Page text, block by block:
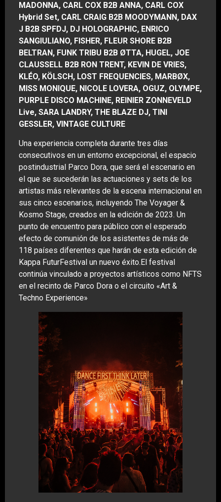
MADONNA, CARL COX B2B ANNA, CARL COX
Hybrid Set, CARL CRAIG B2B MOODYMANN, DAX
J B2B SPFDJ, DJ HOLOGRAPHIC, ENRICO
SANGIULIANO, FISHER, FLEUR SHORE B2B
BELTRAN, FUNK TRIBU B2B ØTTA, HUGEL, JOE
CLAUSSELL B2B RON TRENT, KEVIN DE VRIES,
KLÉO, KÖLSCH, LOST FREQUENCIES, MARBØX,
MISS MONIQUE, NICOLE LOVERA, OGUZ, OLYMPE,
PURPLE DISCO MACHINE, REINIER ZONNEVELD
Live, SARA LANDRY, THE BLAZE DJ, TINI
GESSLER, VINTAGE CULTURE
Una experiencia completa durante tres días
consecutivos en un entorno excepcional, el espacio
postindustrial Parco Dora, que será el escenario en
el que se sucederán las actuaciones y sets de los
artistas más relevantes de la escena internacional en
sus cinco escenarios, incluyendo The Voyager &
Kosmo Stage, creados en la edición de 2023. Un
punto de encuentro para público con el esperado
efecto de comunión de los asistentes de más de
118 países diferentes que harán de esta edición de
Kappa FuturFestival un nuevo éxito.El festival
continúa vinculado a proyectos artísticos como NFTS
en el recinto de Parco Dora o el circuito «Art &
Techno Experience»